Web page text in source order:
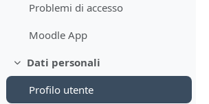
Problemi di accesso
Moodle App
Minimizza
Dati personali
Profilo utente